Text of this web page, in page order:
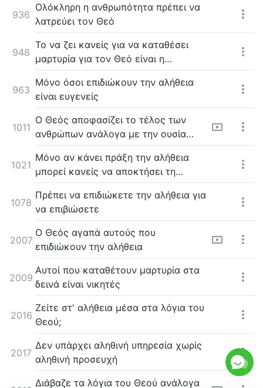
936
Ολόκληρη η ανθρωπότητα πρέπει να
λατρεύει τον Θεό
948
Το να ζει κανείς για να καταθέσει
μαρτυρία για τον Θεό είναι η
σπουδαιότερη ευλογία
963
Μόνο όσοι επιδιώκουν την αλήθεια
είναι ευγενείς
1011
Ο Θεός αποφασίζει το τέλος των
ανθρώπων ανάλογα με την ουσία
τους
1021
Μόνο αν κάνει πράξη την αλήθεια
μπορεί κανείς να αποκτήσει τη
σωτηρία του Θεού
1078
Πρέπει να επιδιώκετε την αλήθεια για
να επιβιώσετε
2007
Ο Θεός αγαπά αυτούς που
επιδιώκουν την αλήθεια
2009
Αυτοί που καταθέτουν μαρτυρία στα
δεινά είναι νικητές
2016
Ζείτε στ' αλήθεια μέσα στα λόγια του
Θεού;
2017
Δεν υπάρχει αληθινή υπηρεσία χωρίς
αληθινή προσευχή
Διάβαζε τα λόγια του Θεού ανάλογα